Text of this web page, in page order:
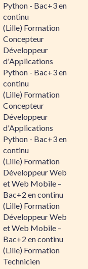
Python - Bac+3 en
continu
(Lille) Formation
Concepteur
Développeur
d'Applications
Python - Bac+3 en
continu
(Lille) Formation
Concepteur
Développeur
d'Applications
Python - Bac+3 en
continu
(Lille) Formation
Développeur Web
et Web Mobile –
Bac+2 en continu
(Lille) Formation
Développeur Web
et Web Mobile –
Bac+2 en continu
(Lille) Formation
Technicien